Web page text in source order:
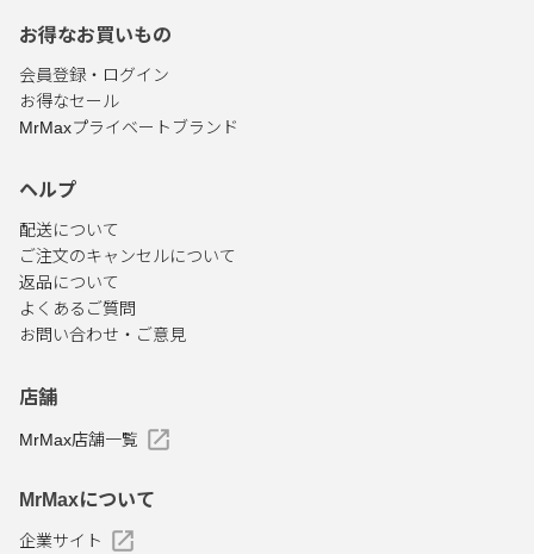
お得なお買いもの
会員登録・ログイン
お得なセール
MrMaxプライベートブランド
ヘルプ
配送について
ご注文のキャンセルについて
返品について
よくあるご質問
お問い合わせ・ご意見
店舗
MrMax店舗一覧
MrMaxについて
企業サイト